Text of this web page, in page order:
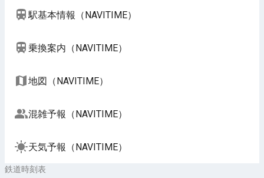
駅基本情報（NAVITIME）
乗換案内（NAVITIME）
地図（NAVITIME）
混雑予報（NAVITIME）
天気予報（NAVITIME）
鉄道時刻表